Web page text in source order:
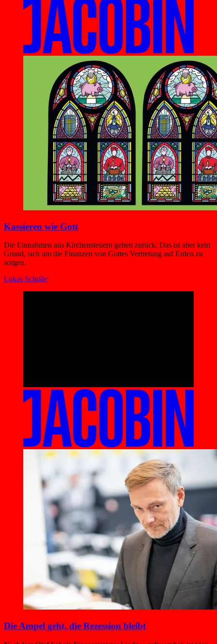
Kassieren wie Gott
Die Einnahmen aus Kirchensteuern gehen zurück. Das ist aber kein
Grund, sich um die Finanzen von Gottes Vertretung auf Erden zu
sorgen.
Lukas Scholle
Die Ampel geht, die Rezession bleibt